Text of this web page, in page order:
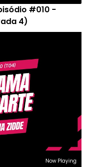
#010 -
4)
Now Playing